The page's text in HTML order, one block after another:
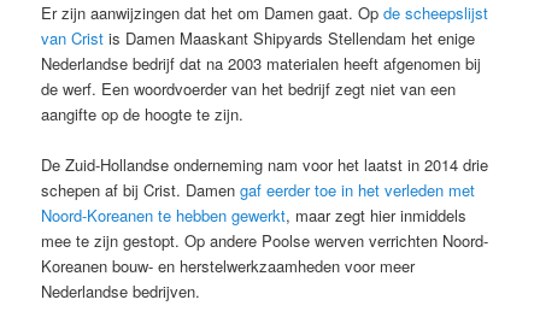
Er zijn aanwijzingen dat het om Damen gaat. Opde scheepslijst
van Crist is Damen Maaskant Shipyards Stellendam het enige
Nederlandse bedrijf dat na 2003 materialen heeft afgenomen bij
de werf. Een woordvoerder van het bedrijf zegt niet van een
aangifte op de hoogte te zijn.
De Zuid-Hollandse onderneming nam voor het laatst in 2014 drie
schepen af bij Crist. Damengaf eerder toe in het verleden met
Noord-Koreanen te hebben gewerkt, maar zegt hier inmiddels
mee te zijn gestopt. Op andere Poolse werven verrichten Noord-
Koreanen bouw- en herstelwerkzaamheden voor meer
Nederlandse bedrijven.